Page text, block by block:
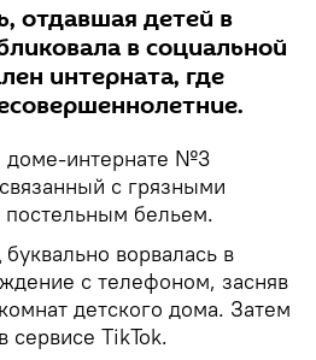
отдавшая детей в
в социальной
интерната, где
доме-интернате №3
с грязными
постельным бельем.
ворвалась в
с телефоном, засняв
детского дома. Затем
сервисе TikTok.